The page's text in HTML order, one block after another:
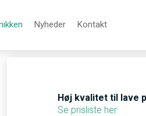
Nyheder Kontakt
​Høj kvalitet til lave
Se prisliste her